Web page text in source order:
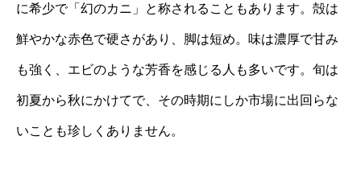
に希少で「幻のカニ」と称されることもあります。殻は
鮮やかな赤色で硬さがあり、脚は短め。味は濃厚で甘み
も強く、エビのような芳香を感じる人も多いです。旬は
初夏から秋にかけてで、その時期にしか市場に出回らな
いことも珍しくありません。